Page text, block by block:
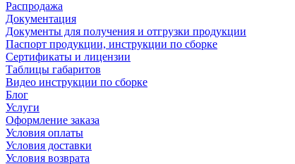
Распродажа
Документация
Документы для получения и отгрузки продукции
Паспорт продукции, инструкции по сборке
Сертификаты и лицензии
Таблицы габаритов
Видео инструкции по сборке
Блог
Услуги
Оформление заказа
Условия оплаты
Условия доставки
Условия возврата